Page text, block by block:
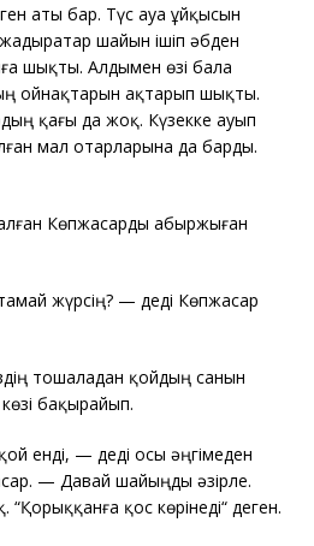
аты бар. Түс ауа ұйқысын
шайын ішіп әбден
шықты. Алдымен өзі бала
ойнақтарын ақтарып шықты.
қағы да жоқ. Күзекке ауып
мал отарларына да барды.
Көпжасарды абыржыған
жүрсің? — деді Көпжасар
тошаладан қойдың санын
бақырайып.
енді, — деді осы әңгімеден
— Давай шайыңды әзірле.
қос көрінеді“ деген.